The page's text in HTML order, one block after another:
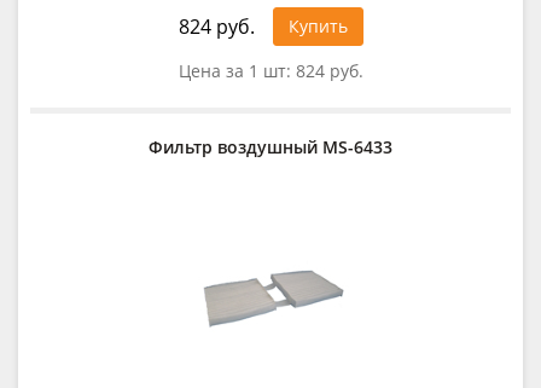
824 руб.
Купить
Цена за 1 шт: 824 руб.
Фильтр воздушный MS-6433